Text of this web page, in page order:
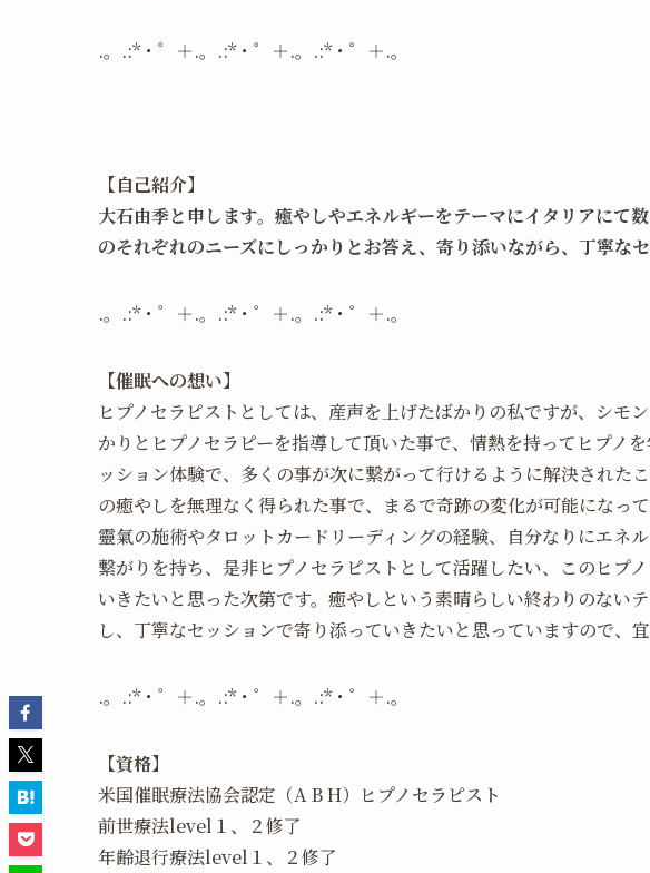
.。.:*・゜＋.。.:*・゜＋.。.:*・゜＋.。
【自己紹介】
大石由季と申します。癒やしやエネルギーをテーマにイタリアにて
のそれぞれのニーズにしっかりとお答え、寄り添いながら、丁寧な
.。.:*・゜＋.。.:*・゜＋.。.:*・゜＋.。
【催眠への想い】
ヒプノセラピストとしては、産声を上げたばかりの私ですが、シモ
かりとヒプノセラピーを指導して頂いた事で、情熱を持ってヒプノ
ッション体験で、多くの事が次に繋がって行けるように解決された
の癒やしを無理なく得られた事で、まるで奇跡の変化が可能になっ
靈氣の施術やタロットカードリーディングの経験、自分なりにエネ
繋がりを持ち、是非ヒプノセラピストとして活躍したい、このヒプ
いきたいと思った次第です。癒やしという素晴らしい終わりのない
し、丁寧なセッションで寄り添っていきたいと思っていますので、宜
.。.:*・゜＋.。.:*・゜＋.。.:*・゜＋.。
【資格】
米国催眠療法協会認定（A B H）ヒプノセラピスト
前世療法level１、２修了
年齢退行療法level１、２修了